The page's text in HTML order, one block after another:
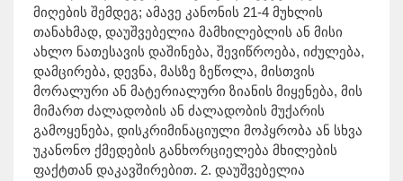
მიღების შემდეგ; ამავე კანონის 21-4 მუხლის
თანახმად, დაუშვებელია მამხილებლის ან მისი
ახლო ნათესავის დაშინება, შევიწროება, იძულება,
დამცირება, დევნა, მასზე ზეწოლა, მისთვის
მორალური ან მატერიალური ზიანის მიყენება, მის
მიმართ ძალადობის ან ძალადობის მუქარის
გამოყენება, დისკრიმინაციული მოპყრობა ან სხვა
უკანონო ქმედების განხორციელება მხილების
ფაქტთან დაკავშირებით. 2. დაუშვებელია